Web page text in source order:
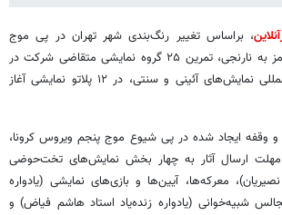
، براساس تغییر رنگ‌بندی شهر تهران در پی موج
پنجم ویروس کرونا از قرمز به نارنجی، تمرین ۲۵ گروه نمایشی متقاضی شرکت در
بیستمین جشنواره بین‌المللی نمایش‌های آئینی و سنتی، در ۱۲ پلاتو نمایشی آغاز
وقفه ایجاد شده در پی شیوع موج پنجم ویروس کرونا،
مهلت ارسال آثار به چهار بخش نمایش‌های تخت‌حوضی
معرکه‌ها، آیین‌ها و بازی‌های نمایشی (یادواره
شبیه‌خوانی (یادواره زنده‌یاد استاد هاشم فیاض) و